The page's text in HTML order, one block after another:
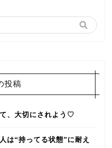
投稿
、大切にされよう♡
は“持ってる状態”に耐え